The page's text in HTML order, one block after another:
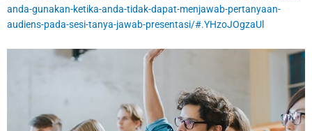
anda-gunakan-ketika-anda-tidak-dapat-menjawab-pertanyaan-
audiens-pada-sesi-tanya-jawab-presentasi/#.YHzoJOgzaUl